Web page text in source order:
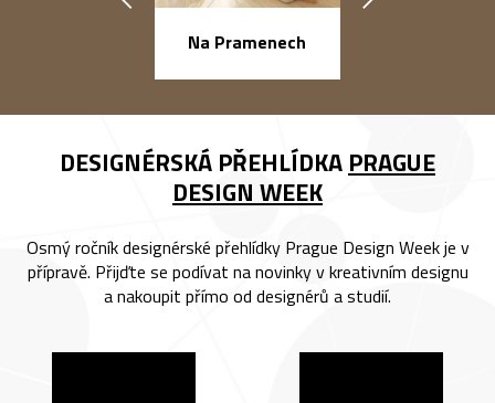
Na Pramenech
DESIGNÉRSKÁ PŘEHLÍDKA PRAGUE
DESIGN WEEK
Osmý ročník designérské přehlídky Prague Design Week je v
přípravě. Přijďte se podívat na novinky v kreativním designu
a nakoupit přímo od designérů a studií.